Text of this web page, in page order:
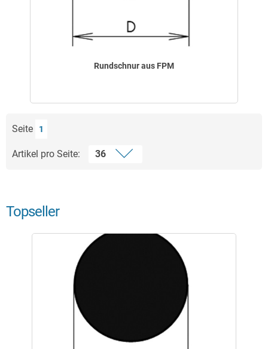
Rundschnur aus FPM
Seite 1
Artikel pro Seite:
Topseller